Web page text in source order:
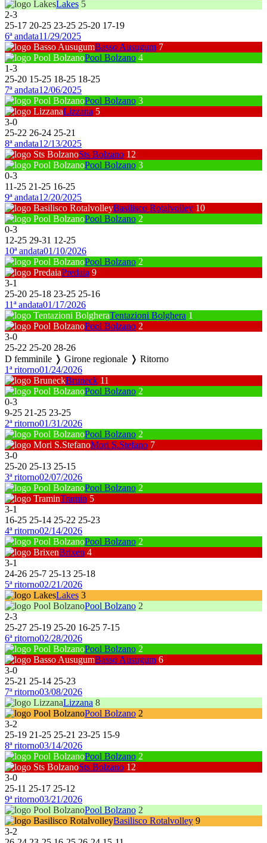
Lakes 5
2-3
25-17 20-25 23-25 25-20 17-19
6ª andata11/29/2025
Basso Ausugum 7
Pool Bolzano 4
1-3
25-20 15-25 18-25 18-25
7ª andata12/06/2025
Pool Bolzano 3
Lizzana 5
3-0
25-22 26-24 25-21
8ª andata12/13/2025
Sts Bolzano 12
Pool Bolzano 3
0-3
11-25 21-25 16-25
9ª andata12/20/2025
Basilisco Rotalvolley 10
Pool Bolzano 2
0-3
12-25 29-31 12-25
10ª andata01/10/2026
Pool Bolzano 2
Predaia 9
3-1
25-20 25-18 23-25 25-16
11ª andata01/17/2026
Tentazioni Bolghera 1
Pool Bolzano 2
3-0
25-22 25-20 28-26
D femminile ❭ Girone regionale ❭ Ritorno
1ª ritorno01/24/2026
Bruneck 11
Pool Bolzano 2
0-3
9-25 21-25 23-25
2ª ritorno01/31/2026
Pool Bolzano 2
Mori S.Stefano 7
3-0
25-20 25-13 25-15
3ª ritorno02/07/2026
Pool Bolzano 2
Tramin 5
3-1
16-25 25-14 25-22 25-23
4ª ritorno02/14/2026
Pool Bolzano 2
Brixen 4
3-1
24-26 25-7 25-13 25-18
5ª ritorno02/21/2026
Lakes 3
Pool Bolzano 2
2-3
25-27 25-19 25-20 16-25 7-15
6ª ritorno02/28/2026
Pool Bolzano 2
Basso Ausugum 6
3-0
25-21 25-14 25-23
7ª ritorno03/08/2026
Lizzana 8
Pool Bolzano 2
3-2
25-19 21-25 25-21 23-25 15-9
8ª ritorno03/14/2026
Pool Bolzano 2
Sts Bolzano 12
3-0
25-11 25-17 25-12
9ª ritorno03/21/2026
Pool Bolzano 2
Basilisco Rotalvolley 9
3-2